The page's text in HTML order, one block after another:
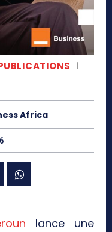
Africa
lance une